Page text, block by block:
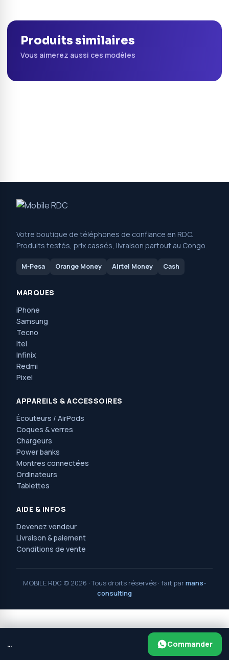
Produits similaires
Vous aimerez aussi ces modèles
… Commander
Votre boutique de téléphones de confiance en RDC.
Produits testés, prix cassés, livraison partout au Congo.
M-Pesa Orange Money Airtel Money Cash
MARQUES
iPhone
Samsung
Tecno
Itel
Infinix
Redmi
Pixel
APPAREILS & ACCESSOIRES
Écouteurs / AirPods
Coques & verres
Chargeurs
Power banks
Montres connectées
Ordinateurs
Tablettes
AIDE & INFOS
Devenez vendeur
Livraison & paiement
Conditions de vente
MOBILE RDC © 2026 · Tous droits réservés · fait parmans-
consulting
MOBILE RDC 2025 PARMANS CONSULTING.
Avenue Nguma, 77, ma campagne, jolie parc,
ngaliema/kinshasa. Réf : l'église saint Luc et l'arrêt érosion.